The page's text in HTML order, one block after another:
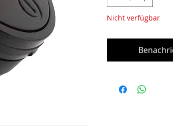
Nicht verfügbar